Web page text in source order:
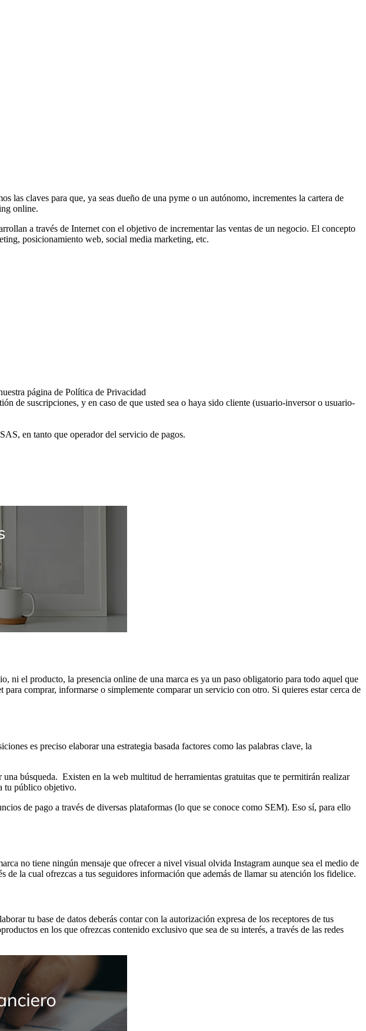
las claves para que, ya seas dueño de una pyme o un autónomo, incrementes la cartera de
online.
a través de Internet con el objetivo de incrementar las ventas de un negocio. El concepto
posicionamiento web, social media marketing, etc.
página de Política de Privacidad
de suscripciones, y en caso de que usted sea o haya sido cliente (usuario-inversor o usuario-
en tanto que operador del servicio de pagos.
ni el producto, la presencia online de una marca es ya un paso obligatorio para todo aquel que
comprar, informarse o simplemente comparar un servicio con otro. Si quieres estar cerca de
es preciso elaborar una estrategia basada factores como las palabras clave, la
búsqueda. Existen en la web multitud de herramientas gratuitas que te permitirán realizar
tu público objetivo.
de pago a través de diversas plataformas (lo que se conoce como SEM). Eso sí, para ello
no tiene ningún mensaje que ofrecer a nivel visual olvida Instagram aunque sea el medio de
la cual ofrezcas a tus seguidores información que además de llamar su atención los fidelice.
tu base de datos deberás contar con la autorización expresa de los receptores de tus
en los que ofrezcas contenido exclusivo que sea de su interés, a través de las redes